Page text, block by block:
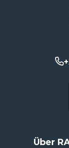
Über